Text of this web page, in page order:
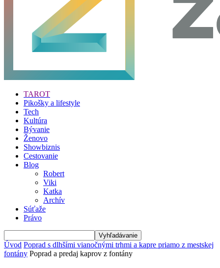
TAROT
Pikošky a lifestyle
Tech
Kultúra
Bývanie
Ženovo
Showbiznis
Cestovanie
Blog
Robert
Viki
Katka
Archív
Súťaže
Právo
Úvod Poprad s dlhšími vianočnými trhmi a kapre priamo z mestskej
fontány Poprad a predaj kaprov z fontány